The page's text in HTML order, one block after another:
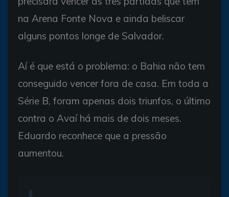
na Arena Fonte Nova e ainda beliscar
alguns pontos longe de Salvador.
Aí é que está o problema: o Bahia não tem
conseguido vencer fora de casa. Em toda a
Série B, foram apenas dois triunfos, o último
contra o Avaí há mais de dois meses.
Eduardo reconhece que a pressão
aumentou.